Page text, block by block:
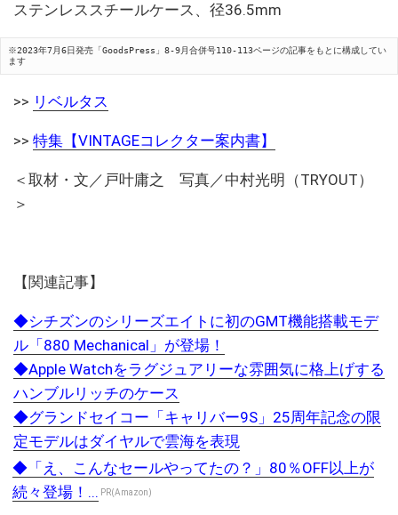
ステンレススチールケース、径36.5mm
※2023年7月6日発売「GoodsPress」8-9月合併号110-113ページの記事をもとに構成してい
ます
>> リベルタス
>> 特集【VINTAGEコレクター案内書】
＜取材・文／戸叶庸之 写真／中村光明（TRYOUT）
＞
【関連記事】
◆シチズンのシリーズエイトに初のGMT機能搭載モデ
ル「880 Mechanical」が登場！
◆Apple Watchをラグジュアリーな雰囲気に格上げする
ハンブルリッチのケース
◆グランドセイコー「キャリバー9S」25周年記念の限
定モデルはダイヤルで雲海を表現
◆「え、こんなセールやってたの？」80％OFF以上が
続々登場！... PR(Amazon)